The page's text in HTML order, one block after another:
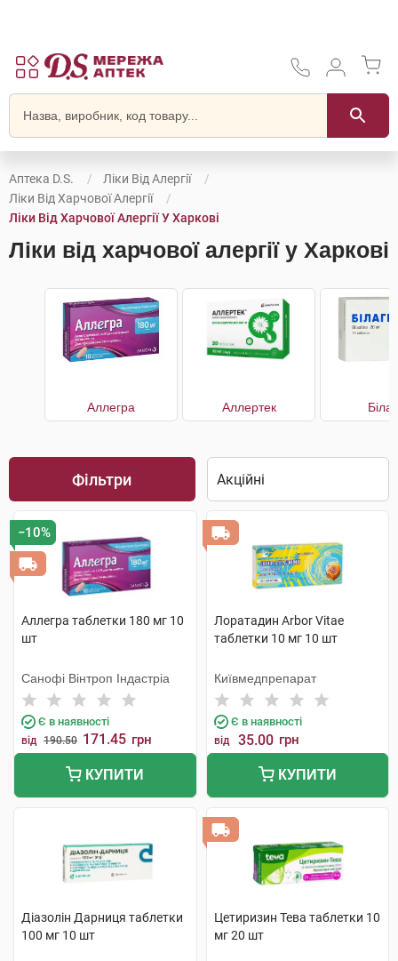
Аптека D.S.
Ліки Від Алергії
Ліки Від Харчової Алергії
Ліки Від Харчової Алергії У Харкові
Ліки від харчової алергії у Харкові
Аллегра Аллертек
Фільтри
−10%
Аллегра таблетки 180 мг 10
шт
Санофі Вінтроп Індастріа
Є в наявності
від 190.50 171.45 грн
КУПИТИ
Лоратадин Arbor Vitae
таблетки 10 мг 10 шт
Київмедпрепарат
Є в наявності
від 35.00 грн
КУПИТИ
Діазолін Дарниця таблетки
100 мг 10 шт
Цетиризин Тева таблетки 10
мг 20 шт